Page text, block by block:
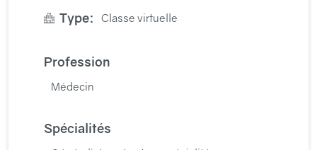
Type: Classe virtuelle
Profession
Médecin
Spécialités